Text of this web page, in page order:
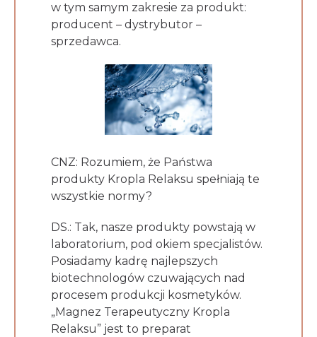
w tym samym zakresie za produkt:
producent – dystrybutor –
sprzedawca.
CNZ: Rozumiem, że Państwa
produkty Kropla Relaksu spełniają te
wszystkie normy?
DS.: Tak, nasze produkty powstają w
laboratorium, pod okiem specjalistów.
Posiadamy kadrę najlepszych
biotechnologów czuwających nad
procesem produkcji kosmetyków.
„Magnez Terapeutyczny Kropla
Relaksu” jest to preparat